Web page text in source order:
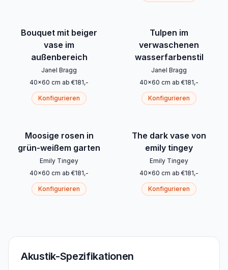
Bouquet mit beiger
vase im
außenbereich
Janel Bragg
40x60 cm ab €181,-
Konfigurieren
Tulpen im
verwaschenen
wasserfarbenstil
Janel Bragg
40x60 cm ab €181,-
Konfigurieren
Moosige rosen in
grün-weißem garten
Emily Tingey
40x60 cm ab €181,-
Konfigurieren
The dark vase von
emily tingey
Emily Tingey
40x60 cm ab €181,-
Konfigurieren
Akustik-Spezifikationen